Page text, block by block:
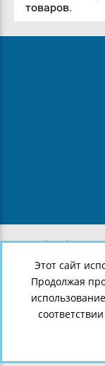
товаров.
8 (812) 643-
8 (921) 907-
г.Санкт-
Этот сайт
Продолжая
соответствии